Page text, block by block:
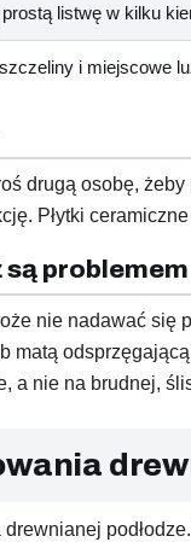
prostą listwę w kilku
i miejscowe
drugą osobę,
Płytki
problemem
nie nadawać się
matą
a nie na brudnej,